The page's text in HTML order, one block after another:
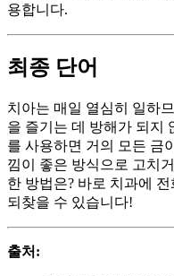
용합니다.
최종 단어
치아는 매일 열심히 일하
을 즐기는 데 방해가 되지
를 사용하면 거의 모든 금
낌이 좋은 방식으로 고치
한 방법은? 바로 치과에
되찾을 수 있습니다!
출처: